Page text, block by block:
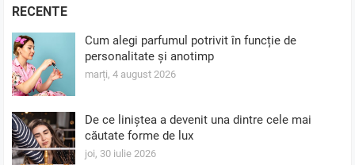
RECENTE
Cum alegi parfumul potrivit în funcție de
personalitate și anotimp
marți, 4 august 2026
De ce liniștea a devenit una dintre cele mai
căutate forme de lux
joi, 30 iulie 2026